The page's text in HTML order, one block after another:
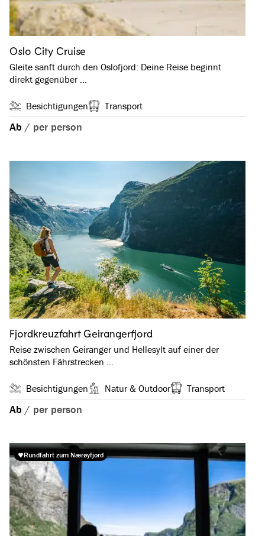
Oslo City Cruise
Gleite sanft durch den Oslofjord: Deine Reise beginnt
direkt gegenüber …
Besichtigungen Transport
Ab / per person
Fjordkreuzfahrt Geirangerfjord
Reise zwischen Geiranger und Hellesylt auf einer der
schönsten Fährstrecken …
Besichtigungen Natur & Outdoor Transport
Ab / per person
Rundfahrt zum Nærøyfjord